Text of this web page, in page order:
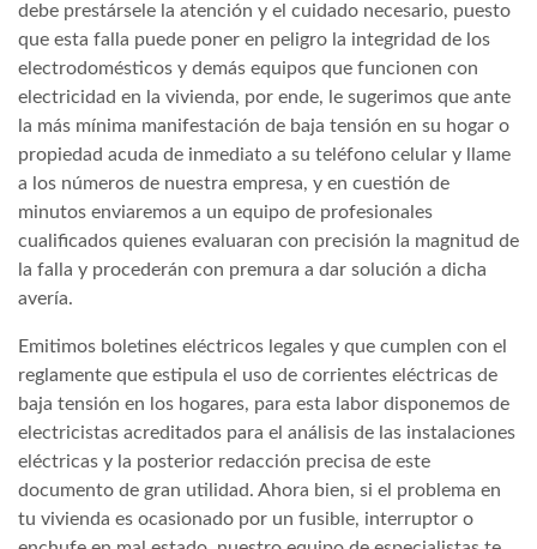
debe prestársele la atención y el cuidado necesario, puesto
que esta falla puede poner en peligro la integridad de los
electrodomésticos y demás equipos que funcionen con
electricidad en la vivienda, por ende, le sugerimos que ante
la más mínima manifestación de baja tensión en su hogar o
propiedad acuda de inmediato a su teléfono celular y llame
a los números de nuestra empresa, y en cuestión de
minutos enviaremos a un equipo de profesionales
cualificados quienes evaluaran con precisión la magnitud de
la falla y procederán con premura a dar solución a dicha
avería.
Emitimos boletines eléctricos legales y que cumplen con el
reglamente que estipula el uso de corrientes eléctricas de
baja tensión en los hogares, para esta labor disponemos de
electricistas acreditados para el análisis de las instalaciones
eléctricas y la posterior redacción precisa de este
documento de gran utilidad. Ahora bien, si el problema en
tu vivienda es ocasionado por un fusible, interruptor o